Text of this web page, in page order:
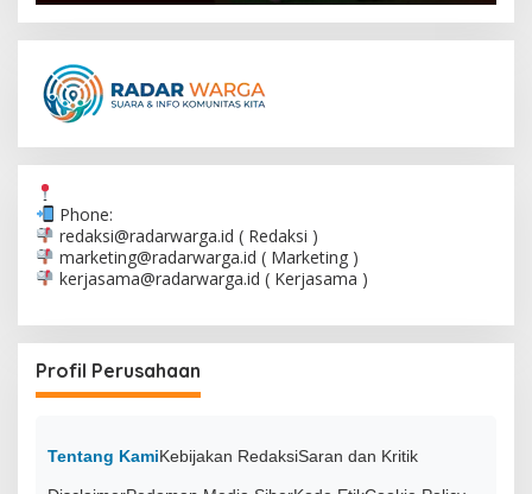
Phone:
redaksi@radarwarga.id ( Redaksi )
marketing@radarwarga.id ( Marketing )
kerjasama@radarwarga.id ( Kerjasama )
Profil Perusahaan
Tentang KamiKebijakan RedaksiSaran dan Kritik